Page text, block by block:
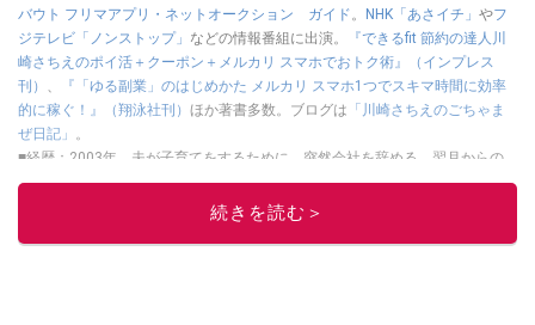
バウト フリマアプリ・ネットオークション ガイド 。 NHK「あさイチ」 やフ
ジテレビ「ノンストップ」 などの情報番組に出演。
『できるfit 節約の達人川
崎さちえのポイ活＋クーポン＋メルカリ スマホでおトク術』（インプレス
刊）
『「ゆる副業」のはじめかた メルカリ スマホ1つでスキマ時間に効率
的に稼ぐ！』（翔泳社刊） ほか著書多数。ブログは 「川崎さちえのごちゃま
ぜ日記」
。
■経歴：2003年、夫が子育てをするために、突然会社を辞める。翌月からの
給料が０円になり、家にいながら、しかも空いた時間でできるオークション
に目をつける。しかし、取引の仕方がわからずに、まずは落札者として参
続きを読む＞